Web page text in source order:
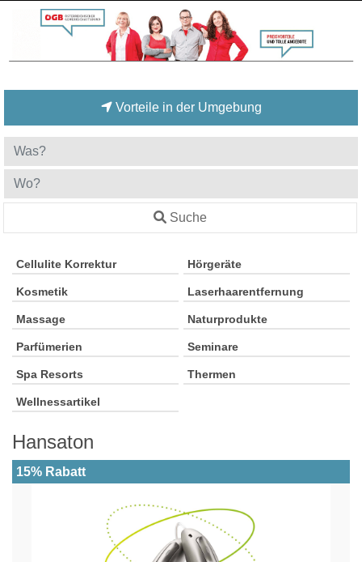
Vorteile in der Umgebung
Suche
Cellulite Korrektur Hörgeräte
Kosmetik Laserhaarentfernung
Massage Naturprodukte
Parfümerien Seminare
Spa Resorts Thermen
Wellnessartikel
Hansaton
15% Rabatt